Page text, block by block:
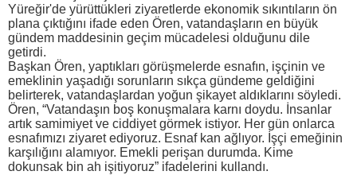
Yüreğir'de yürüttükleri ziyaretlerde ekonomik sıkıntıların ön
plana çıktığını ifade eden Ören, vatandaşların en büyük
gündem maddesinin geçim mücadelesi olduğunu dile
getirdi.
Başkan Ören, yaptıkları görüşmelerde esnafın, işçinin ve
emeklinin yaşadığı sorunların sıkça gündeme geldiğini
belirterek, vatandaşlardan yoğun şikayet aldıklarını söyledi.
Ören, “Vatandaşın boş konuşmalara karnı doydu. İnsanlar
artık samimiyet ve ciddiyet görmek istiyor. Her gün onlarca
esnafımızı ziyaret ediyoruz. Esnaf kan ağlıyor. İşçi emeğinin
karşılığını alamıyor. Emekli perişan durumda. Kime
dokunsak bin ah işitiyoruz” ifadelerini kullandı.